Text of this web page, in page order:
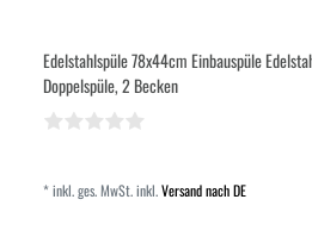
Edelstahlspüle 78x44cm Einbauspüle
Doppelspüle, 2 Becken
*inkl. ges. MwSt.inkl.Versand nach DE